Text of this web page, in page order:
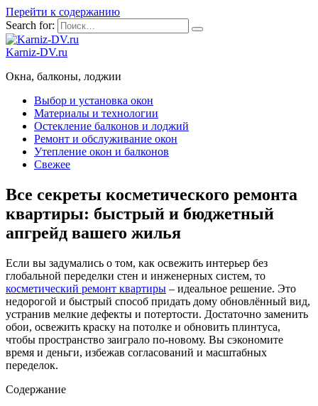
Перейти к содержанию
Search for:
Karniz-DV.ru
Окна, балконы, лоджии
Выбор и установка окон
Материалы и технологии
Остекление балконов и лоджий
Ремонт и обслуживание окон
Утепление окон и балконов
Свежее
Все секреты косметического ремонта
квартиры: быстрый и бюджетный
апгрейд вашего жилья
Если вы задумались о том, как освежить интерьер без
глобальной переделки стен и инженерных систем, то
косметический ремонт квартиры – идеальное решение. Это
недорогой и быстрый способ придать дому обновлённый вид,
устранив мелкие дефекты и потертости. Достаточно заменить
обои, освежить краску на потолке и обновить плинтуса,
чтобы пространство заиграло по-новому. Вы сэкономите
время и деньги, избежав согласований и масштабных
переделок.
Содержание